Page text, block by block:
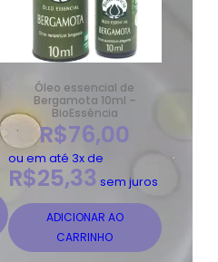
Óleo essencial de
Bergamota 10ml –
BioEssência
R$76,00
ou em até 3x de
R$25,33 sem juros
ADICIONAR AO
CARRINHO